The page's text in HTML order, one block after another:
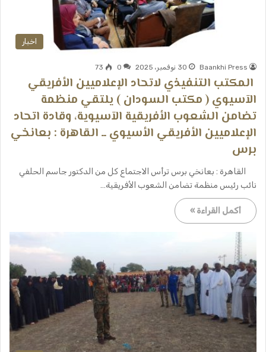
اخبار
Baankhi Press 30 نوفمبر، 2025 0
73
المكتب التنفيذي لاتحاد الإعلاميين الأفريقي
الآسيوي ( مكتب السودان ) يلتقي منظمة
تضامن الشعوب الأفريقية الآسيوية، وقادة اتحاد
الإعلاميين الأفريقي الأسيوي ــ القاهرة : بعانخي
برس
القاهرة : بعانخي برس ترأس الاجتماع كل من الدكتور جاسم الحلفي
نائب رئيس منظمة تضامن الشعوب الأفريقية…
أكمل القراءة »